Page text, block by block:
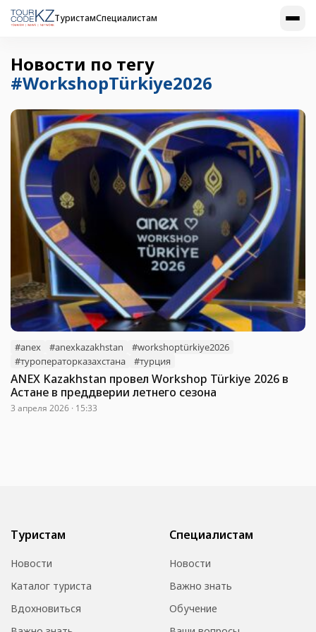
ТуристамСпециалистам
Новости по тегу
#WorkshopTürkiye2026
#anex #anexkazakhstan
#workshoptürkiye2026
#туроператорказахстана
#турция
ANEX Kazakhstan провел Workshop Türkiye 2026 в
Астане в преддверии летнего сезона
3 апреля 2026 · 15:33
Туристам
Новости
Каталог туриста
Вдохновиться
Специалистам
Новости
Важно знать
Обучение